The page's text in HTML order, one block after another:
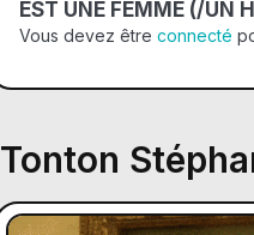
EST UNE FEMME (/UN
Vous devez être connecté
Tonton